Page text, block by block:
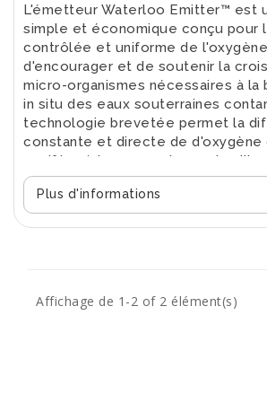
microbienne de manière
Facilité d'installation et de
Peu d'entretien et de
Pas de perte amendement en
«bullage»
Pas de substances
ou produites
Pas de préparations à
injecter
Aucune source d'électricité
L'émetteur Waterloo Emitter™ est
simple et économique conçu pour
contrôlée et uniforme de
d'encourager et de soutenir la
micro-organismes nécessaires à la
in situ des eaux souterraines
technologie brevetée permet la
constante et directe de d'oxygène
aquifère à travers un tuyau de
sous pression.
Données techniques
être installé individuellement
assurer une couverture
de contaminants. Il est
Plus d'informations
Affichage de 1-2 of 2 élément(s)